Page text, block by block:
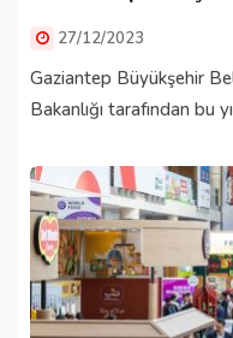
27/12/2023
Gaziantep Büyükşehir
Bakanlığı tarafından bu